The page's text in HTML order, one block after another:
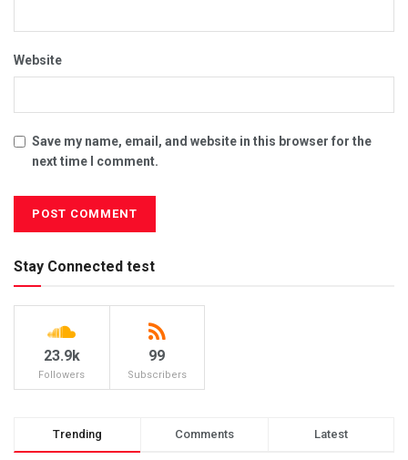
Website
Save my name, email, and website in this browser for the
next time I comment.
Stay Connected test
23.9k
Followers
99
Subscribers
Trending Comments Latest